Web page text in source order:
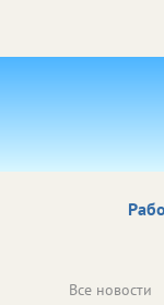
Все новости